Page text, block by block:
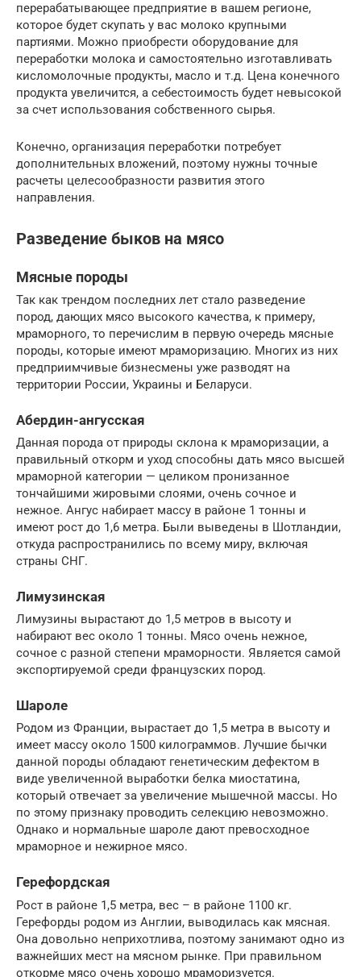
перерабатывающее предприятие в вашем регионе,
которое будет скупать у вас молоко крупными
партиями. Можно приобрести оборудование для
переработки молока и самостоятельно изготавливать
кисломолочные продукты, масло и т.д. Цена конечного
продукта увеличится, а себестоимость будет невысокой
за счет использования собственного сырья.
Конечно, организация переработки потребует
дополнительных вложений, поэтому нужны точные
расчеты целесообразности развития этого
направления.
Разведение быков на мясо
Мясные породы
Так как трендом последних лет стало разведение
пород, дающих мясо высокого качества, к примеру,
мраморного, то перечислим в первую очередь мясные
породы, которые имеют мраморизацию. Многих из них
предприимчивые бизнесмены уже разводят на
территории России, Украины и Беларуси.
Абердин-ангусская
Данная порода от природы склона к мраморизации, а
правильный откорм и уход способны дать мясо высшей
мраморной категории — целиком пронизанное
тончайшими жировыми слоями, очень сочное и
нежное. Ангус набирает массу в районе 1 тонны и
имеют рост до 1,6 метра. Были выведены в Шотландии,
откуда распространились по всему миру, включая
страны СНГ.
Лимузинская
Лимузины вырастают до 1,5 метров в высоту и
набирают вес около 1 тонны. Мясо очень нежное,
сочное с разной степени мраморности. Является самой
экспортируемой среди французских пород.
Шароле
Родом из Франции, вырастает до 1,5 метра в высоту и
имеет массу около 1500 килограммов. Лучшие бычки
данной породы обладают генетическим дефектом в
виде увеличенной выработки белка миостатина,
который отвечает за увеличение мышечной массы. Но
по этому признаку проводить селекцию невозможно.
Однако и нормальные шароле дают превосходное
мраморное и нежирное мясо.
Герефордская
Рост в районе 1,5 метра, вес – в районе 1100 кг.
Герефорды родом из Англии, выводилась как мясная.
Она довольно неприхотлива, поэтому занимают одно из
важнейших мест на мясном рынке. При правильном
откорме мясо очень хорошо мраморизуется.